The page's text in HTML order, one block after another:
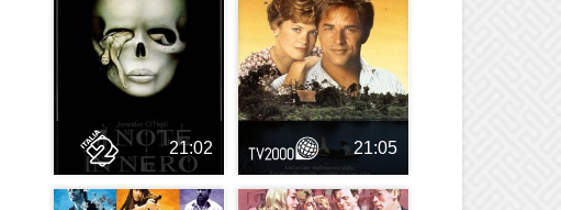
21:02 21:05